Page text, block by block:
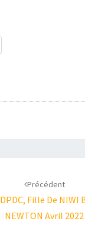
Précédent
DPDC, Fille De NIWI
NEWTON Avril 2022